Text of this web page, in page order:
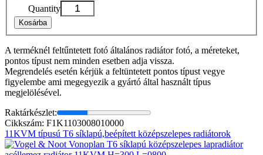
Quantity
Kosárba
A terméknél feltűntetett fotó általános radiátor fotó, a méreteket,
pontos típust nem minden esetben adja vissza.
Megrendelés esetén kérjük a feltüntetett pontos típust vegye
figyelembe ami megegyezik a gyártó által használt típus
megjelölésével.
Raktárkészlet:
Cikkszám: F1K1103008010000
11KVM típusú T6 síklapú,beépített középszelepes radiátorok